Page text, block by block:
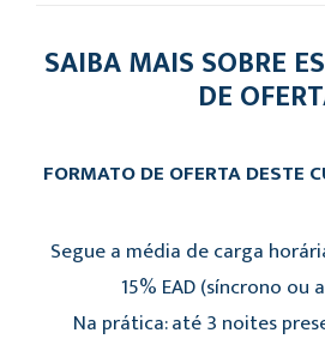
SAIBA MAIS SOBRE
DE
FORMATO DE OFERTA DESTE
Segue a média de carga
15% EAD (síncrono ou
Na prática: até 3 noites